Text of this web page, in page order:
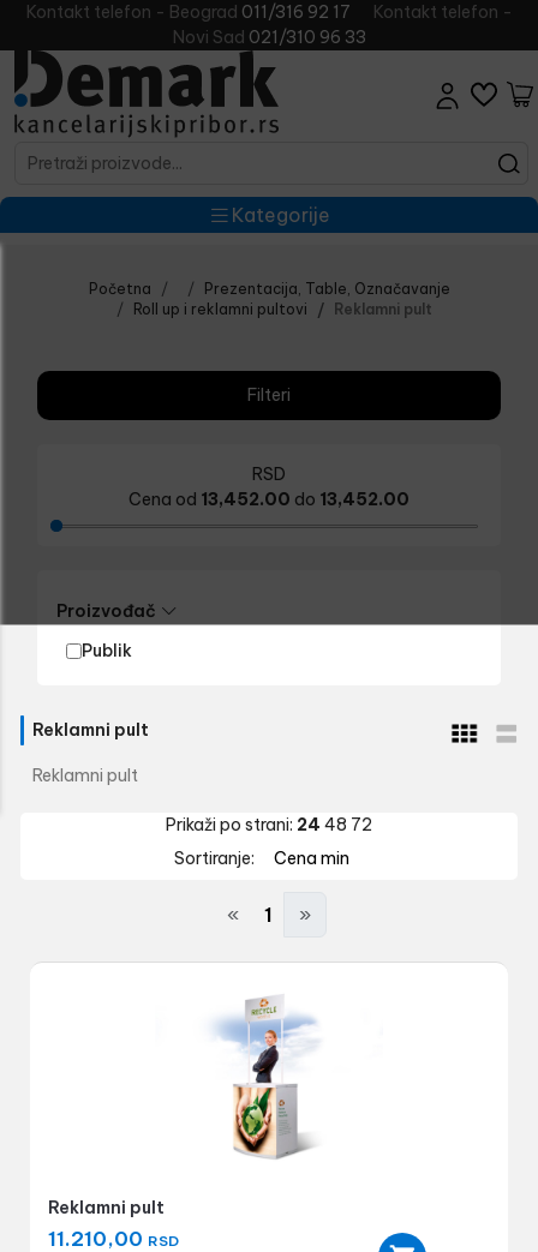
Kontakt telefon - Beograd 011/316 92 17
Kontakt telefon -
Novi Sad 021/310 96 33
Kategorije
Početna
Prezentacija, Table, Označavanje
Roll up i reklamni pultovi
Reklamni pult
Filteri
RSD
Cena od 13,452.00 do 13,452.00
Proizvođač
Publik
Reklamni pult
Reklamni pult
Prikaži po strani: 24 48 72
Sortiranje:
Cena min
« 1 »
Reklamni pult
11.210,00 RSD